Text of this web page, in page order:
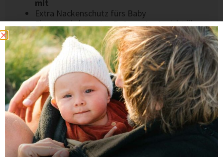
mit
Extra Nackenschutz fürs Baby
Einsatz wirdum das Baby gelegt, nicht über
den Kopf gezogen
Trageeinsatz oben per Druckknopf schließbar
Edle Herzplakette aus Metall
MATERIAL & VERARBEITUNG
Sorgfältige Verarbeitung & robuste Nähte
Gefertigt in einer kleinen europäischen
Näherei
Langlebige, alltagstaugliche Qualität
Entwickelt in Deutschland, fair in Europa